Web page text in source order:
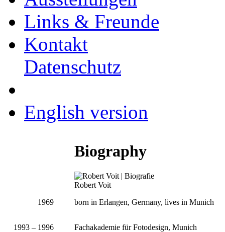
Links & Freunde
Kontakt
Datenschutz
English version
Biography
Robert Voit
1969
born in Erlangen, Germany, lives in Munich
1993 – 1996 Fachakademie für Fotodesign, Munich